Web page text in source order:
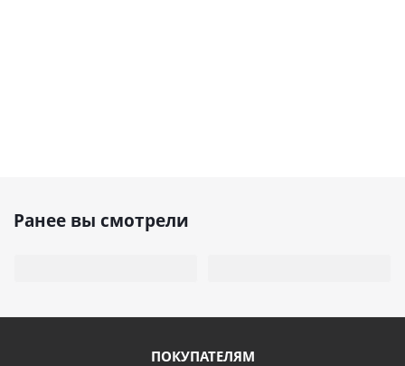
Ранее вы смотрели
ПОКУПАТЕЛЯМ